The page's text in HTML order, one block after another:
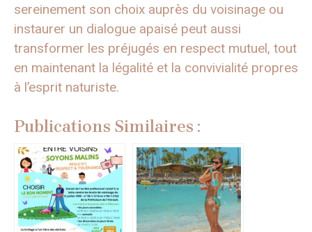
sereinement son choix auprès du voisinage ou
instaurer un dialogue apaisé peut aussi
transformer les préjugés en respect mutuel, tout
en maintenant la légalité et la convivialité propres
à l’esprit naturiste.
Publications Similaires :